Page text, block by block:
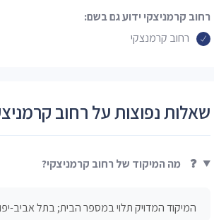
רחוב קרמניצקי ידוע גם בשם:
רחוב קרמנצקי
שאלות נפוצות על רחוב
❓ מה המיקוד של רחוב קרמניצקי?
המיקוד המדויק תלוי במספר הבית; בתל אביב-יפו